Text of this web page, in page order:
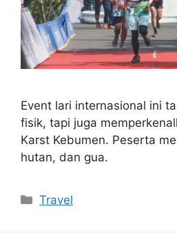
Event lari internasional ini
fisik, tapi juga
Karst Kebumen. Peserta
hutan, dan gua.
Categories
Travel